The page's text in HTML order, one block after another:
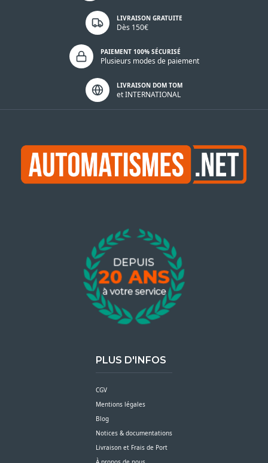
LIVRAISON GRATUITE
Dès 150€
PAIEMENT 100% SÉCURISÉ
Plusieurs modes de paiement
LIVRAISON DOM TOM
et INTERNATIONAL
PLUS D'INFOS
CGV
Mentions légales
Blog
Notices & documentations
Livraison et Frais de Port